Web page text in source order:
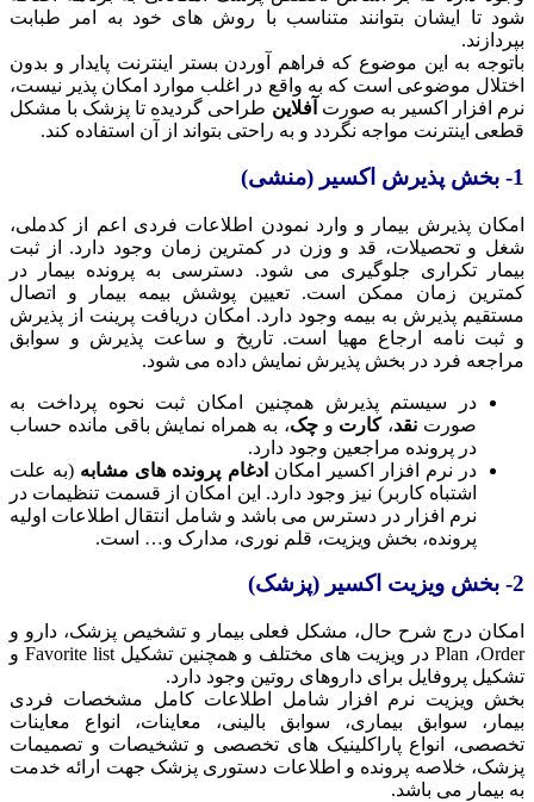
شود تا ایشان بتوانند متناسب با روش های خود به امر طبابت
بپردازند.
باتوجه به این موضوع که فراهم آوردن بستر اینترنت پایدار و بدون
اختلال موضوعی است که به واقع در اغلب موارد امکان پذیر نیست،
نرم افزار اکسیر به صورت آفلاین طراحی گردیده تا پزشک با مشکل
قطعی اینترنت مواجه نگردد و به راحتی بتواند از آن استفاده کند.
1- بخش پذیرش اکسیر (منشی)
امکان پذیرش بیمار و وارد نمودن اطلاعات فردی اعم از کدملی،
شغل و تحصیلات، قد و وزن در کمترین زمان وجود دارد. از ثبت
بیمار تکراری جلوگیری می شود. دسترسی به پرونده بیمار در
کمترین زمان ممکن است. تعیین پوشش بیمه بیمار و اتصال
مستقیم پذیرش به بیمه وجود دارد. امکان دریافت پرینت از پذیرش
و ثبت نامه ارجاع مهیا است. تاریخ و ساعت پذیرش و سوابق
مراجعه فرد در بخش پذیرش نمایش داده می شود.
در سیستم پذیرش همچنین امکان ثبت نحوه پرداخت به
صورت نقد،کارت وچک، به همراه نمایش باقی مانده حساب
در پرونده مراجعین وجود دارد.
در نرم افزار اکسیر امکان ادغام پرونده های مشابه (به علت
اشتباه کاربر) نیز وجود دارد. این امکان از قسمت تنظیمات در
نرم افزار در دسترس می باشد و شامل انتقال اطلاعات اولیه
پرونده، بخش ویزیت، قلم نوری، مدارک و… است.
2- بخش ویزیت اکسیر (پزشک)
امکان درج شرح حال، مشکل فعلی بیمار و تشخیص پزشک، دارو و
Plan ،Order در ویزیت های مختلف و همچنین تشکیل Favorite list و
تشکیل پروفایل برای داروهای روتین وجود دارد.
بخش ویزیت نرم افزار شامل اطلاعات کامل مشخصات فردی
بیمار، سوابق بیماری، سوابق بالینی، معاینات، انواع معاینات
تخصصی، انواع پاراکلینیک‌ های تخصصی و تشخیصات و تصمیمات
پزشک، خلاصه پرونده و اطلاعات دستوری پزشک جهت ارائه خدمت
به بیمار می باشد.